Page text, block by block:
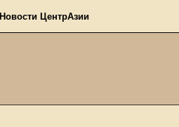
Новости ЦентрАзии